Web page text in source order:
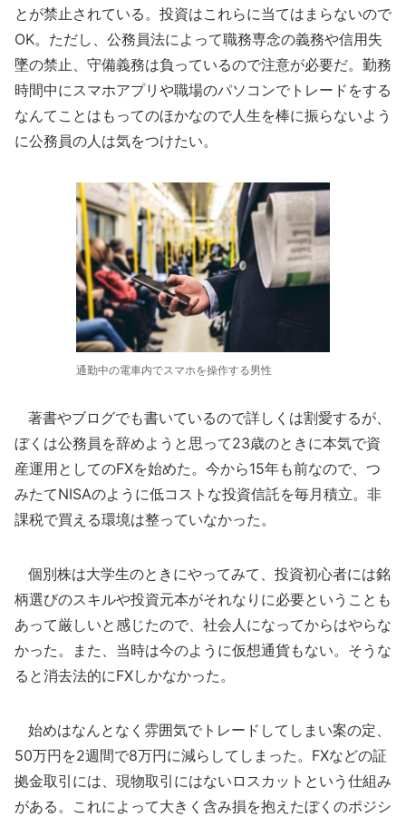
とが禁止されている。投資はこれらに当てはまらないので
OK。ただし、公務員法によって職務専念の義務や信用失
墜の禁止、守備義務は負っているので注意が必要だ。勤務
時間中にスマホアプリや職場のパソコンでトレードをする
なんてことはもってのほかなので人生を棒に振らないよう
に公務員の人は気をつけたい。
通勤中の電車内でスマホを操作する男性
著書やブログでも書いているので詳しくは割愛するが、
ぼくは公務員を辞めようと思って23歳のときに本気で資
産運用としてのFXを始めた。今から15年も前なので、つ
みたてNISAのように低コストな投資信託を毎月積立。非
課税で買える環境は整っていなかった。
個別株は大学生のときにやってみて、投資初心者には銘
柄選びのスキルや投資元本がそれなりに必要ということも
あって厳しいと感じたので、社会人になってからはやらな
かった。また、当時は今のように仮想通貨もない。そうな
ると消去法的にFXしかなかった。
始めはなんとなく雰囲気でトレードしてしまい案の定、
50万円を2週間で8万円に減らしてしまった。FXなどの証
拠金取引には、現物取引にはないロスカットという仕組み
がある。これによって大きく含み損を抱えたぼくのポジシ